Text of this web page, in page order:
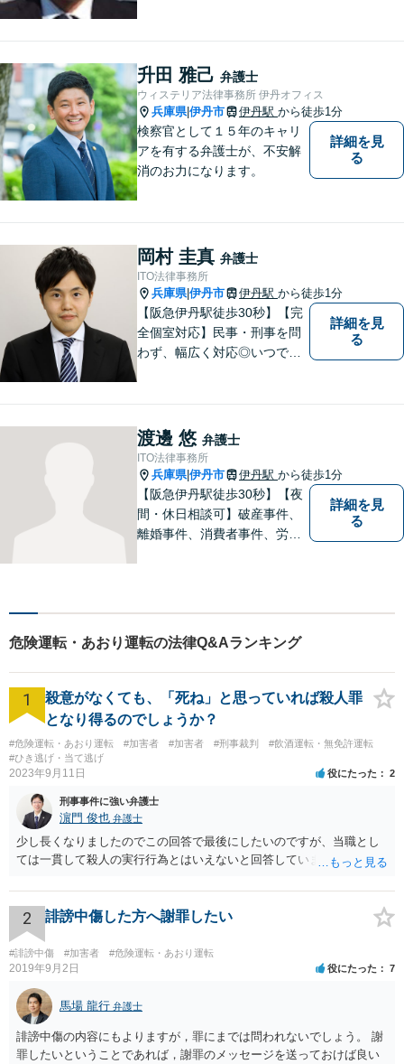
民事事件，家事事件，刑事事
件も幅広く取り扱っておりま
す。
升田 雅己 弁護士
ウィステリア法律事務所 伊丹オフィス
兵庫県|伊丹市 伊丹駅 から徒歩1分
検察官として１５年のキャリ
アを有する弁護士が、不安解
消のお力になります。
詳細を見
る
岡村 圭真 弁護士
ITO法律事務所
兵庫県|伊丹市 伊丹駅 から徒歩1分
【阪急伊丹駅徒歩30秒】【完
全個室対応】民事・刑事を問
わず、幅広く対応◎いつでも
れず、尽力してまいります。
【メーカー法務経験あり】
詳細を見
る
渡邊 悠 弁護士
ITO法律事務所
兵庫県|伊丹市 伊丹駅 から徒歩1分
【阪急伊丹駅徒歩30秒】【夜
間・休日相談可】破産事件、
離婚事件、消費者事件、労働
してまいります。まずは一度
ご相談ください【完全個室】
【法テラス利用可】
詳細を見
る
危険運転・あおり運転の法律Q&Aランキング
1
殺意がなくても、「死ね」と思っていれば殺人罪
となり得るのでしょうか？
#危険運転・あおり運転 #加害者 #加害者 #刑事裁判
#飲酒運転・無免許運転
#ひき逃げ・当て逃げ
2023年9月11日 役にたった 2
刑事事件に強い弁護士
濵門 俊也 弁護士
少し長くなりましたのでこの回答で最後にしたいのですが、当職とし
ては一貫して殺人の実行行為とはいえないと回答しています。
2 誹謗中傷した方へ謝罪したい
#誹謗中傷 #加害者 #危険運転・あおり運転
2019年9月2日 役にたった 7
馬場 龍行 弁護士
誹謗中傷の内容にもよりますが，罪にまでは問われないでしょう。 謝
罪したいということであれば，謝罪のメッセージを送っておけば良い